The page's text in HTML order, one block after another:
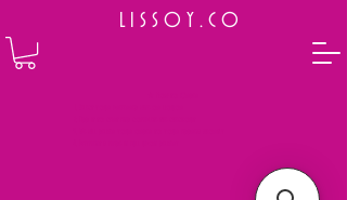
L I S S O Y . C O